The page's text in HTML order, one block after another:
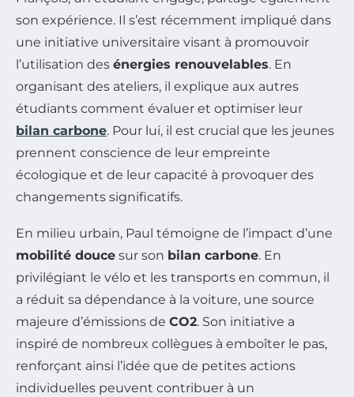
son expérience. Il s’est récemment impliqué dans
une initiative universitaire visant à promouvoir
l’utilisation des énergies renouvelables. En
organisant des ateliers, il explique aux autres
étudiants comment évaluer et optimiser leur
bilan carbone. Pour lui, il est crucial que les jeunes
prennent conscience de leur empreinte
écologique et de leur capacité à provoquer des
changements significatifs.
En milieu urbain, Paul témoigne de l’impact d’une
mobilité douce sur son bilan carbone. En
privilégiant le vélo et les transports en commun, il
a réduit sa dépendance à la voiture, une source
majeure d’émissions de CO2. Son initiative a
inspiré de nombreux collègues à emboîter le pas,
renforçant ainsi l’idée que de petites actions
individuelles peuvent contribuer à un